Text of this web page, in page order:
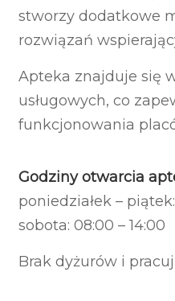
stworzy dodatkowe
rozwiązań
Apteka znajduje się
usługowych, co
funkcjonowania
Godziny otwarcia
poniedziałek –
sobota: 08:00 – 14:00
Brak dyżurów i